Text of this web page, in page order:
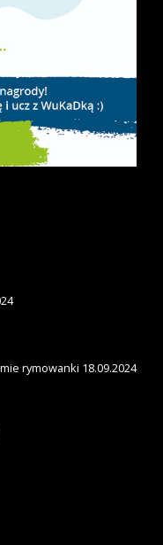
rymowanki 18.09.2024